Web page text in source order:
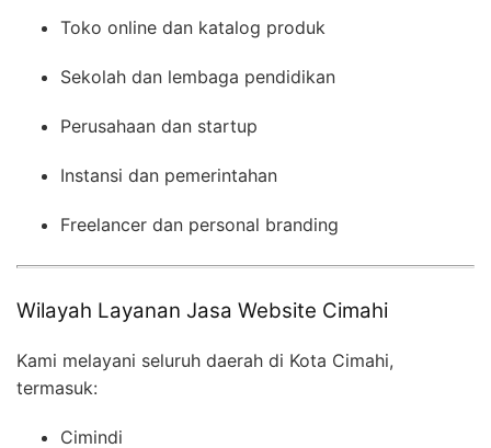
Toko online dan katalog produk
Sekolah dan lembaga pendidikan
Perusahaan dan startup
Instansi dan pemerintahan
Freelancer dan personal branding
Wilayah Layanan Jasa Website Cimahi
Kami melayani seluruh daerah di Kota Cimahi,
termasuk:
Cimindi